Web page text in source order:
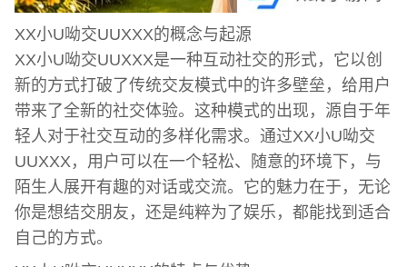
XX小U呦交UUXXX的概念与起源
XX小U呦交UUXXX是一种互动社交的形式，它以创
新的方式打破了传统交友模式中的许多壁垒，给用户
带来了全新的社交体验。这种模式的出现，源自于年
轻人对于社交互动的多样化需求。通过XX小U呦交
UUXXX，用户可以在一个轻松、随意的环境下，与
陌生人展开有趣的对话或交流。它的魅力在于，无论
你是想结交朋友，还是纯粹为了娱乐，都能找到适合
自己的方式。